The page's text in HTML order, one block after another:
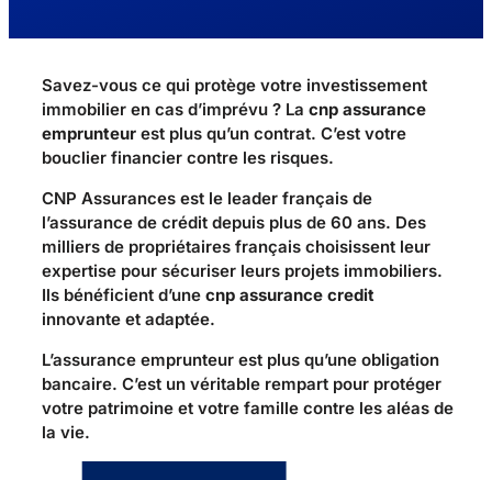
Savez-vous ce qui protège votre investissement
immobilier en cas d’imprévu ? La cnp assurance
emprunteur est plus qu’un contrat. C’est votre
bouclier financier contre les risques.
CNP Assurances est le leader français de
l’assurance de crédit depuis plus de 60 ans. Des
milliers de propriétaires français choisissent leur
expertise pour sécuriser leurs projets immobiliers.
Ils bénéficient d’une cnp assurance credit
innovante et adaptée.
L’assurance emprunteur est plus qu’une obligation
bancaire. C’est un véritable rempart pour protéger
votre patrimoine et votre famille contre les aléas de
la vie.